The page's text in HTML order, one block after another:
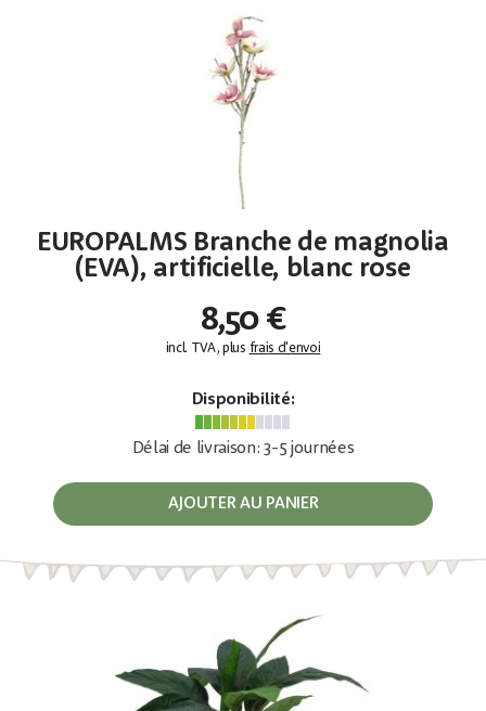
EUROPALMS Branche de magnolia
(EVA), artificielle, blanc rose
8,50 €
incl. TVA, plus frais d'envoi
Disponibilité:
Délai de livraison: 3-5 journées
AJOUTER AU PANIER